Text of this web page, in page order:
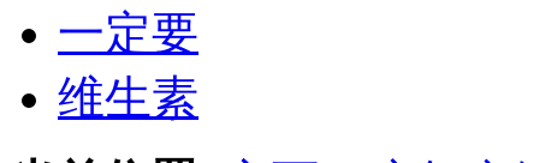
一定要
维生素